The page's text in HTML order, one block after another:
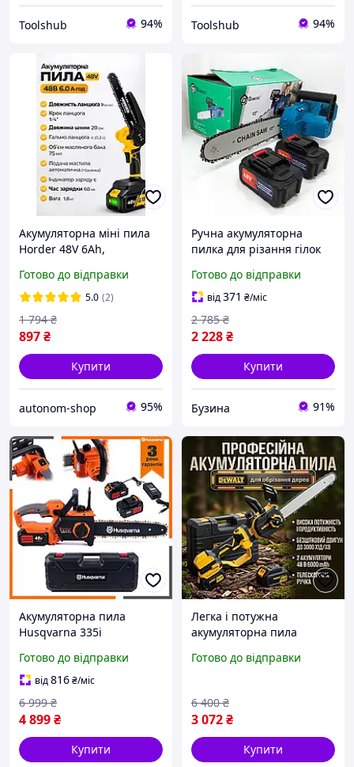
Toolshub 94% Toolshub 94%
Акумуляторна міні пила
Horder 48V 6Ah,
20 см, бездротова пила
для обрізки дерев, гілок,
садова пилка
Готово до відправки
5.0 (2)
897₴
1 794 ₴
Купити
autonom-shop 95%
Ручна акумуляторна
пилка для різання гілок
(30см), Ланцюгова Пила
на акумуляторах
Готово до відправки
від371 ₴/міс
2 228₴
2 785 ₴
Купити
Бузина 91%
Акумуляторна пила
Husqvarna 335i
Пила Хускварна з шиною
30 см і 2 АКБ для
обрізання гілок hw
Готово до відправки
від816₴/міс
4 899₴
6 999 ₴
Купити
Легка і потужна
акумуляторна пила
для зберігання, Ручна
різання гілок саду
Готово до відправки
3 072₴
6 400 ₴
Купити